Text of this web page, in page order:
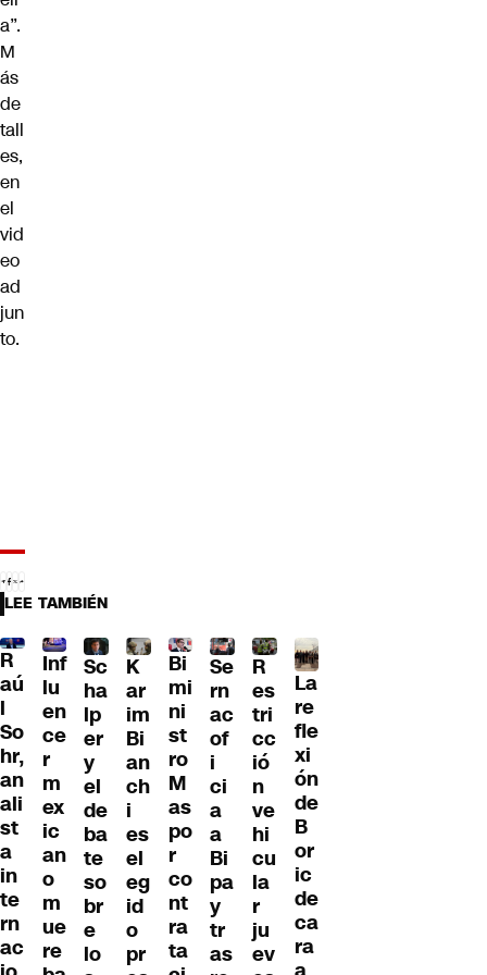
a”.
M
ás
de
tall
es,
en
el
vid
eo
ad
jun
to.
LEE TAMBIÉN
R
aú
l
So
hr,
an
ali
st
a
in
te
rn
ac
Inf
lu
en
ce
r
m
ex
ic
an
o
m
ue
re
Sc
ha
lp
er
y
el
de
ba
te
so
br
e
lo
K
ar
im
Bi
an
ch
i
es
el
eg
id
o
pr
Bi
mi
ni
st
ro
M
as
po
r
co
nt
ra
ta
Se
rn
ac
of
i
ci
a
a
Bi
pa
y
tr
as
R
es
tri
cc
ió
n
ve
hi
cu
la
r
ju
ev
La
re
fle
xi
ón
de
B
or
ic
de
ca
ra